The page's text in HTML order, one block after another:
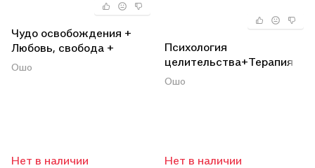
Чудо освобождения +
Любовь, свобода +
Притчи старого города
Ошо
Нет в наличии
Психология
целительства+Терапия
Ошо+Исцеление души
Ошо
Нет в наличии